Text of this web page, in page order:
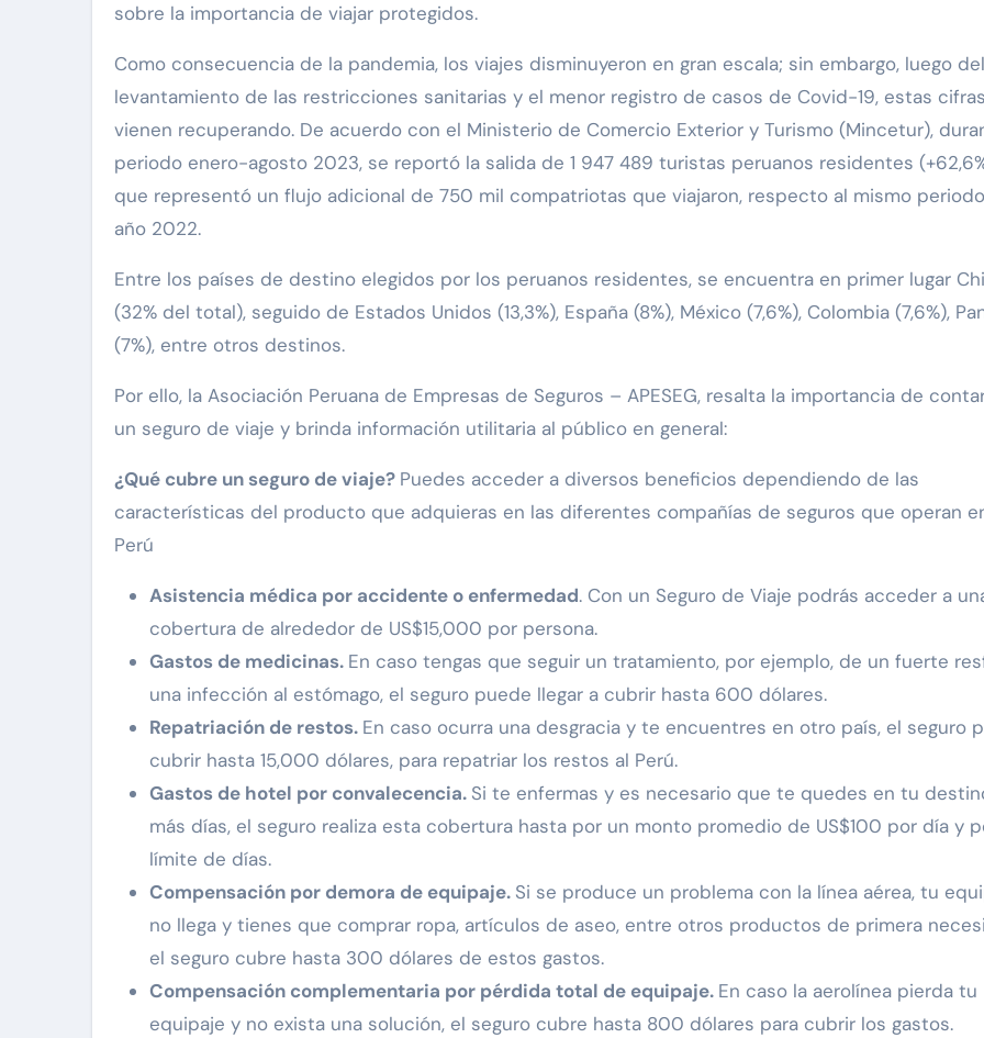
sobre la importancia de viajar protegidos.
Como consecuencia de la pandemia, los viajes disminuyeron en gran escala; sin embargo, luego del
levantamiento de las restricciones sanitarias y el menor registro de casos de Covid-19, estas
vienen recuperando. De acuerdo con el Ministerio de Comercio Exterior y Turismo (Mincetur),
periodo enero-agosto 2023, se reportó la salida de 1 947 489 turistas peruanos residentes
que representó un flujo adicional de 750 mil compatriotas que viajaron, respecto al mismo
año 2022.
Entre los países de destino elegidos por los peruanos residentes, se encuentra en primer lugar
(32% del total), seguido de Estados Unidos (13,3%), España (8%), México (7,6%), Colombia (7,6%),
(7%), entre otros destinos.
Por ello, la Asociación Peruana de Empresas de Seguros – APESEG, resalta la importancia de
un seguro de viaje y brinda información utilitaria al público en general:
¿Qué cubre un seguro de viaje? Puedes acceder a diversos beneficios dependiendo de las
características del producto que adquieras en las diferentes compañías de seguros que operan
Perú
Asistencia médica por accidente o enfermedad. Con un Seguro de Viaje podrás acceder a
cobertura de alrededor de US$15,000 por persona.
Gastos de medicinas. En caso tengas que seguir un tratamiento, por ejemplo, de un fuerte
una infección al estómago, el seguro puede llegar a cubrir hasta 600 dólares.
Repatriación de restos. En caso ocurra una desgracia y te encuentres en otro país, el seguro
cubrir hasta 15,000 dólares, para repatriar los restos al Perú.
Gastos de hotel por convalecencia. Si te enfermas y es necesario que te quedes en tu
más días, el seguro realiza esta cobertura hasta por un monto promedio de US$100 por día y
límite de días.
Compensación por demora de equipaje. Si se produce un problema con la línea aérea, tu
no llega y tienes que comprar ropa, artículos de aseo, entre otros productos de primera
el seguro cubre hasta 300 dólares de estos gastos.
Compensación complementaria por pérdida total de equipaje. En caso la aerolínea pierda tu
equipaje y no exista una solución, el seguro cubre hasta 800 dólares para cubrir los gastos.